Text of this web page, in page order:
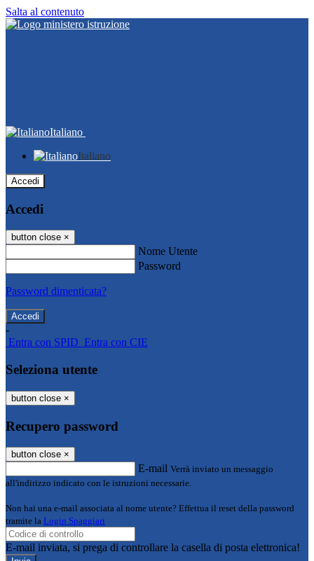
Salta al contenuto
Italiano
Italiano
Accedi
Accedi
button close ×
Nome Utente
Password
Password dimenticata?
-
Entra con SPID Entra con CIE
Seleziona utente
button close ×
Recupero password
button close ×
E-mail Verrà inviato un messaggio
all'indirizzo indicato con le istruzioni necessarie.
Non hai una e-mail associata al nome utente? Effettua il reset della password
tramite la Login Spaggiari
E-mail inviata, si prega di controllare la casella di posta elettronica!